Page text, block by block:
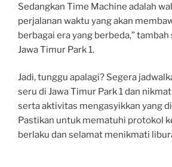
Sedangkan Time Machine adalah
perjalanan waktu yang akan
berbagai era yang berbeda,”
Jawa Timur Park 1.
Jadi, tunggu apalagi? Segera
seru di Jawa Timur Park 1 dan
serta aktivitas mengasyikkan yang
Pastikan untuk mematuhi protokol
berlaku dan selamat menikmati